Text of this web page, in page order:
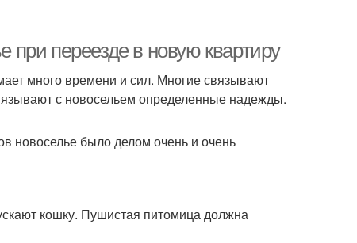
при переезде в новую квартиру
много времени и сил. Многие связывают
с новосельем определенные надежды.
новоселье было делом очень и очень
кошку. Пушистая питомица должна